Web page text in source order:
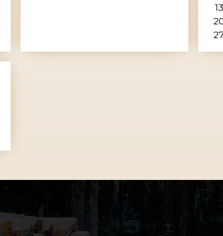
13